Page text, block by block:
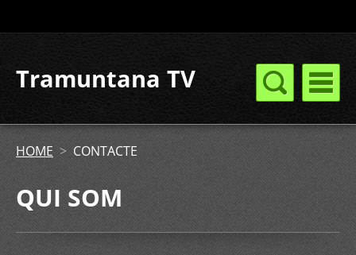
Tramuntana TV
HOME > CONTACTE
QUI SOM